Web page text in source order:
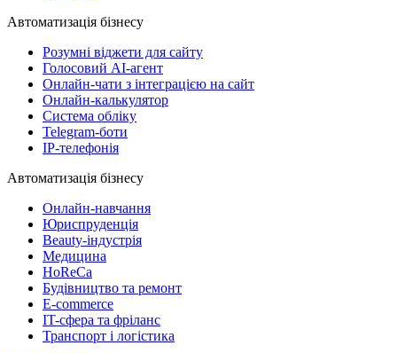
Автоматизація бізнесу
Розумні віджети для сайту
Голосовий АІ-агент
Онлайн-чати з інтеграцією на сайт
Онлайн-калькулятор
Система обліку
Telegram-боти
IP-телефонія
Автоматизація бізнесу
Онлайн-навчання
Юриспруденція
Beauty-індустрія
Медицина
HoReCa
Будівництво та ремонт
E-commerce
IT-сфера та фріланс
Транспорт і логістика